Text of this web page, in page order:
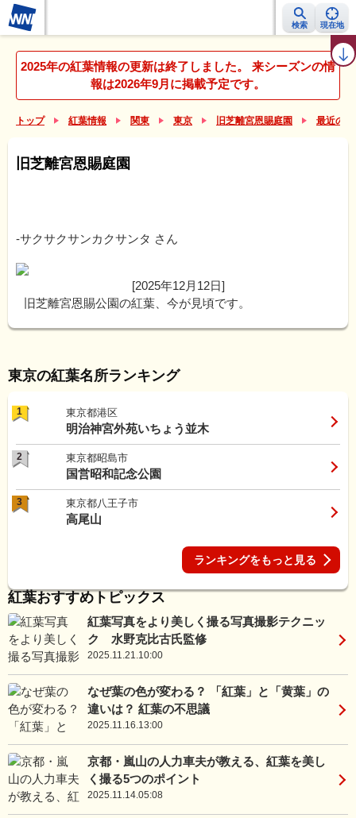
検索 現在地
紅葉レーダー 紅葉ニュース 京都 見頃カレンダー 名所ランキング
2025年の紅葉情報の更新は終了しました。 来シーズンの情
報は2026年9月に掲載予定です。
トップ 紅葉情報 関東 東京 旧芝離宮恩賜庭園 最近の
旧芝離宮恩賜庭園
-サクサクサンカクサンタ さん
[2025年12月12日]
旧芝離宮恩賜公園の紅葉、今が見頃です。
東京の紅葉名所ランキング
1 東京都港区
明治神宮外苑いちょう並木
2 東京都昭島市
国営昭和記念公園
3 東京都八王子市
高尾山
ランキングをもっと見る
紅葉おすすめトピックス
紅葉写真をより美しく撮る写真撮影テクニッ
ク 水野克比古氏監修
2025.11.21.10:00
なぜ葉の色が変わる？ 「紅葉」と「黄葉」の
違いは？ 紅葉の不思議
2025.11.16.13:00
京都・嵐山の人力車夫が教える、紅葉を美し
く撮る5つのポイント
2025.11.14.05:08